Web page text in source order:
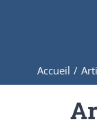
Accueil /